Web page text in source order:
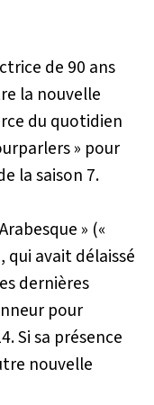
de 90 ans
la nouvelle
du quotidien
» pour
la saison 7.
» («
qui avait délaissé
dernières
pour
Si sa présence
nouvelle